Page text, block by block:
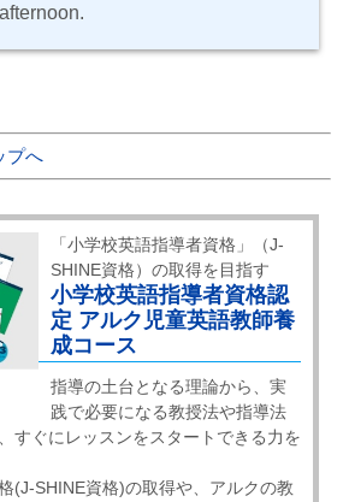
プへ
「小学校英語指導者資格」（J-
SHINE資格）の取得を目指す
小学校英語指導者資格認
定 アルク児童英語教師養
成コース
指導の土台となる理論から、実
践で必要になる教授法や指導法
すぐにレッスンをスタートできる力を
(J-SHINE資格)の取得や、アルクの教